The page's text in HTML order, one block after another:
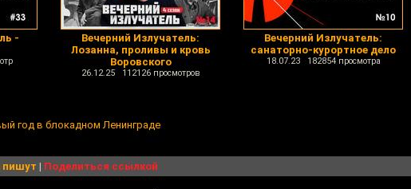
-
Вечерний Излучатель:
Лозанна, проливы и кровь
Воровского
26.12.25 112126 просмотров
Вечерний Излучатель:
санаторно-курортное дело
18.07.23 182854 просмотра
год в блокадном Ленинграде
пишут | Поделиться ссылкой